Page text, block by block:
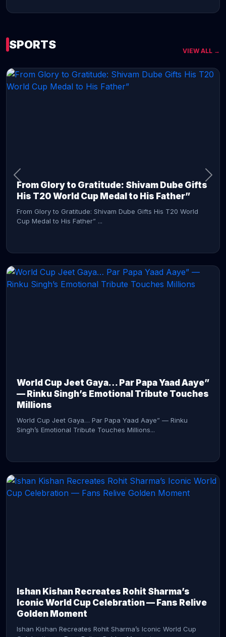
SPORTS VIEW ALL →
From Glory to Gratitude: Shivam Dube Gifts
His T20 World Cup Medal to His Father”
From Glory to Gratitude: Shivam Dube Gifts His T20 World
Cup Medal to His Father” ...
World Cup Jeet Gaya… Par Papa Yaad Aaye”
— Rinku Singh’s Emotional Tribute Touches
Millions
World Cup Jeet Gaya… Par Papa Yaad Aaye” — Rinku
Singh’s Emotional Tribute Touches Millions...
Ishan Kishan Recreates Rohit Sharma’s
Iconic World Cup Celebration — Fans Relive
Golden Moment
Ishan Kishan Recreates Rohit Sharma’s Iconic World Cup